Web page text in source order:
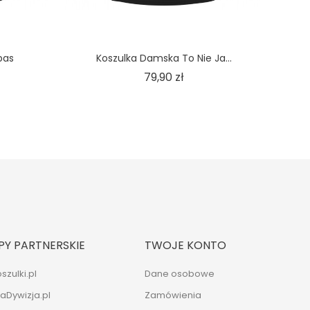
Koszulka Damska To Nie Ja...
79,90 złCena
PARTNERSKIE TWOJE KONTO
Dane osobowe
Zamówienia